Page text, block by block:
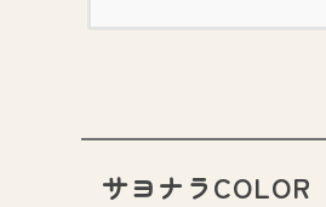
サヨナラCOLOR